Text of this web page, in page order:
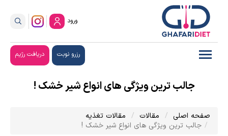
ورود
رزرو نوبت دریافت رژیم
جالب ترین ویژگی های انواع شیر خشک !
صفحه اصلی مقالات
مقالات تغذیه
جالب ترین ویژگی های انواع شیر خشک !